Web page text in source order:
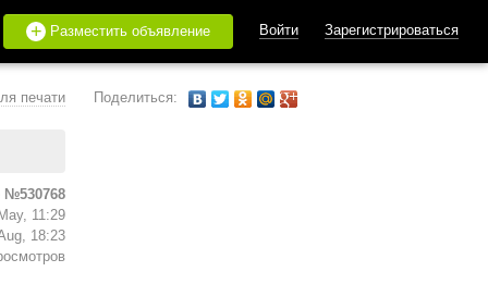
+ Разместить объявление Войти Зарегистрироваться
печати Поделиться:
№530768
11:29
18:23